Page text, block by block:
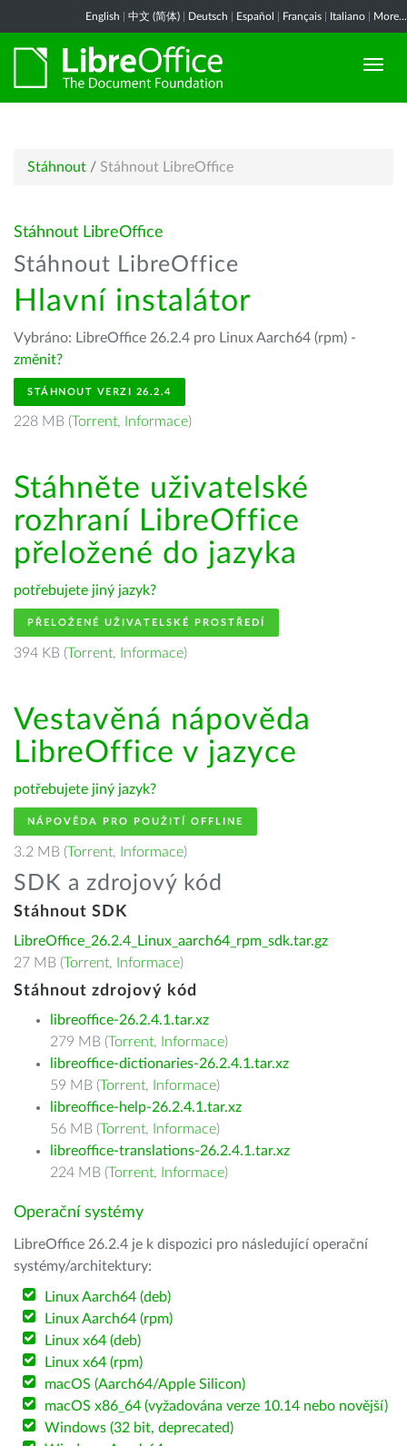
English 中文 (简体) Deutsch Español Français Italiano More...
Stáhnout / Stáhnout LibreOffice
Stáhnout LibreOffice
Stáhnout LibreOffice
Hlavní instalátor
Vybráno: LibreOffice 26.2.4 pro Linux Aarch64 (rpm) -
změnit?
STÁHNOUT VERZI 26.2.4
228 MB (Torrent, Informace)
Stáhněte uživatelské
rozhraní LibreOffice
přeložené do jazyka
potřebujete jiný jazyk?
PŘELOŽENÉ UŽIVATELSKÉ PROSTŘEDÍ
394 KB (Torrent, Informace)
Vestavěná nápověda
LibreOffice v jazyce
potřebujete jiný jazyk?
NÁPOVĚDA PRO POUŽITÍ OFFLINE
3.2 MB (Torrent, Informace)
SDK a zdrojový kód
Stáhnout SDK
LibreOffice_26.2.4_Linux_aarch64_rpm_sdk.tar.gz
27 MB (Torrent, Informace)
Stáhnout zdrojový kód
libreoffice-26.2.4.1.tar.xz
279 MB (Torrent, Informace)
libreoffice-dictionaries-26.2.4.1.tar.xz
59 MB (Torrent, Informace)
libreoffice-help-26.2.4.1.tar.xz
56 MB (Torrent, Informace)
libreoffice-translations-26.2.4.1.tar.xz
224 MB (Torrent, Informace)
Operační systémy
LibreOffice 26.2.4 je k dispozici pro následující operační
systémy/architektury:
Linux Aarch64 (deb)
Linux Aarch64 (rpm)
Linux x64 (deb)
Linux x64 (rpm)
macOS (Aarch64/Apple Silicon)
macOS x86_64 (vyžadována verze 10.14 nebo novější)
Windows (32 bit, deprecated)